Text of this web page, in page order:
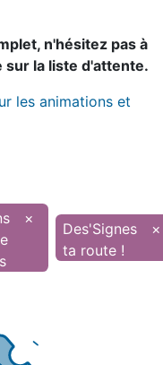
n'hésitez pas à
sur la liste d'attente.
les animations et
×
Des'Signes
ta route !
×